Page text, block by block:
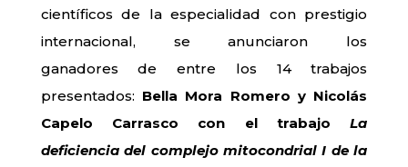
científicos de la especialidad con prestigio
internacional, se anunciaron los
ganadores de entre los 14 trabajos
presentados: Bella Mora Romero y Nicolás
Capelo Carrasco con el trabajoLa
deficiencia del complejo mitocondrial I de la